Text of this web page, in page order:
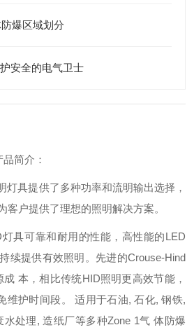
爆区域划分
安全的电气卫士
品简介：
灯具提供了多种功率和流明输出选择，
客户提供了理想的照明解决方案。
具可靠和耐用的性能，高性能的LED
续提供有效照明。先进的Crouse-Hind
本，相比传统HID照明更高效节能，
维护时间段。 适用于石油, 石化, 钢铁,
处理, 造纸厂等多种Zone 1气 体防爆